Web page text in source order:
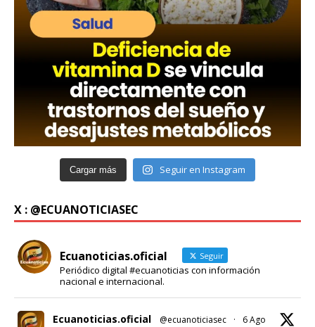
Cargar más Seguir en Instagram
X : @ECUANOTICIASEC
Ecuanoticias.oficial Seguir
Periódico digital #ecuanoticias con información
nacional e internacional.
Ecuanoticias.oficial @ecuanoticiasec · 6 Ago